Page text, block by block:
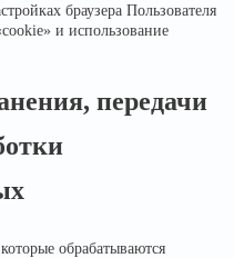
браузера Пользователя
и использование
передачи
обрабатываются